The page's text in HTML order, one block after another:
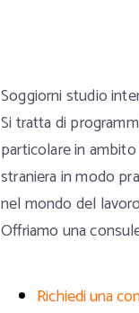
Soggiorni studio
Si tratta di
particolare in
straniera in modo
nel mondo del
Offriamo una
Richiedi una